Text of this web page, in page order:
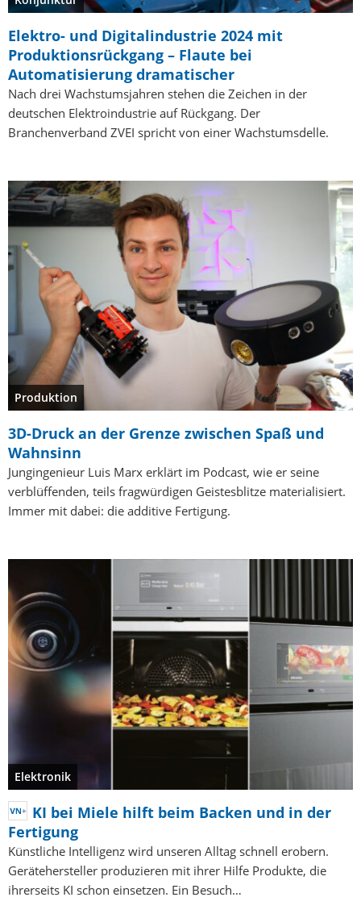
Elektro- und Digitalindustrie 2024 mit
Produktionsrückgang – Flaute bei
Automatisierung dramatischer
Nach drei Wachstumsjahren stehen die Zeichen in der
deutschen Elektroindustrie auf Rückgang. Der
Branchenverband ZVEI spricht von einer Wachstumsdelle.
Produktion
3D-Druck an der Grenze zwischen Spaß und
Wahnsinn
Jungingenieur Luis Marx erklärt im Podcast, wie er seine
verblüffenden, teils fragwürdigen Geistesblitze materialisiert.
Immer mit dabei: die additive Fertigung.
Elektronik
KI bei Miele hilft beim Backen und in der
Fertigung
Künstliche Intelligenz wird unseren Alltag schnell erobern.
Gerätehersteller produzieren mit ihrer Hilfe Produkte, die
ihrerseits KI schon einsetzen. Ein Besuch…